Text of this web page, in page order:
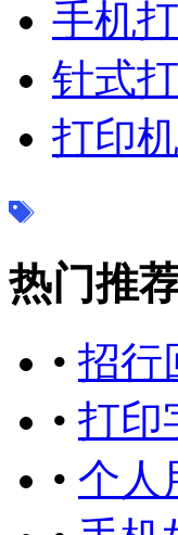
手机
针式
打印
热门推
• 招行
• 打印
• 个人